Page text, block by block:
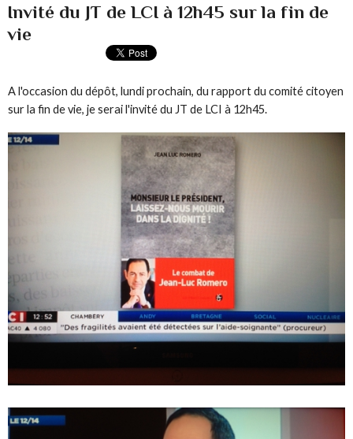
Invité du JT de LCI à 12h45 sur la fin de
vie
A l'occasion du dépôt, lundi prochain, du rapport du comité citoyen
sur la fin de vie, je serai l'invité du JT de LCI à 12h45.